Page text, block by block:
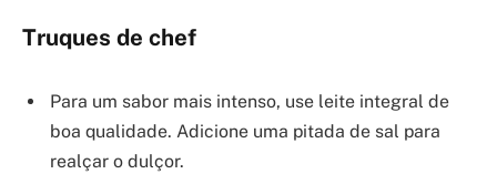
Truques de chef
Para um sabor mais intenso, use leite integral de
boa qualidade. Adicione uma pitada de sal para
realçar o dulçor.